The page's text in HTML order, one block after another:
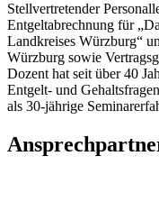
Stellvertretender
Entgeltabrechnung für
Landkreises Würzburg“
Würzburg sowie
Dozent hat seit über 40
Entgelt- und
als 30-jährige